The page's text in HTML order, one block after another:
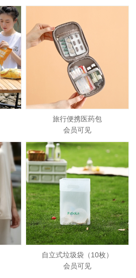
旅行便携医药包
会员可见
自立式垃圾袋（10枚）
会员可见